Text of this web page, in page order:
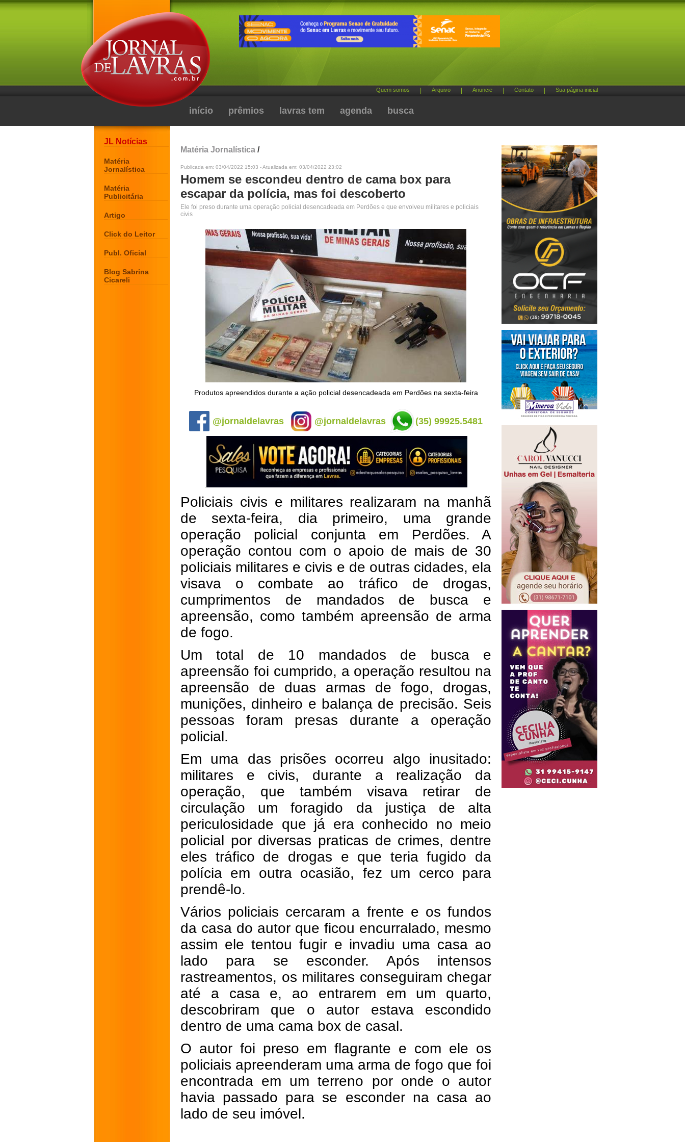
Quem somos Arquivo Anuncie Contato Sua página inicial
início prêmios lavras tem agenda busca
JL Notícias
Matéria
Jornalística
Matéria
Publicitária
Artigo
Click do Leitor
Publ. Oficial
Blog Sabrina
Cicareli
Matéria Jornalística /
Publicada em: 03/04/2022 15:03 - Atualizada em: 03/04/2022 23:02
Homem se escondeu dentro de cama box para
escapar da polícia, mas foi descoberto
Ele foi preso durante uma operação policial desencadeada em Perdões e que envolveu militares e policiais
civis
Produtos apreendidos durante a ação policial desencadeada em Perdões na sexta-feira
@jornaldelavras @jornaldelavras (35) 99925.5481
Policiais civis e militares realizaram na manhã
de sexta-feira, dia primeiro, uma grande
operação policial conjunta em Perdões. A
operação contou com o apoio de mais de 30
policiais militares e civis e de outras cidades, ela
visava o combate ao tráfico de drogas,
cumprimentos de mandados de busca e
apreensão, como também apreensão de arma
de fogo.
Um total de 10 mandados de busca e
apreensão foi cumprido, a operação resultou na
apreensão de duas armas de fogo, drogas,
munições, dinheiro e balança de precisão. Seis
pessoas foram presas durante a operação
policial.
Em uma das prisões ocorreu algo inusitado:
militares e civis, durante a realização da
operação, que também visava retirar de
circulação um foragido da justiça de alta
periculosidade que já era conhecido no meio
policial por diversas praticas de crimes, dentre
eles tráfico de drogas e que teria fugido da
polícia em outra ocasião, fez um cerco para
prendê-lo.
Vários policiais cercaram a frente e os fundos
da casa do autor que ficou encurralado, mesmo
assim ele tentou fugir e invadiu uma casa ao
lado para se esconder. Após intensos
rastreamentos, os militares conseguiram chegar
até a casa e, ao entrarem em um quarto,
descobriram que o autor estava escondido
dentro de uma cama box de casal.
O autor foi preso em flagrante e com ele os
policiais apreenderam uma arma de fogo que foi
encontrada em um terreno por onde o autor
havia passado para se esconder na casa ao
lado de seu imóvel.